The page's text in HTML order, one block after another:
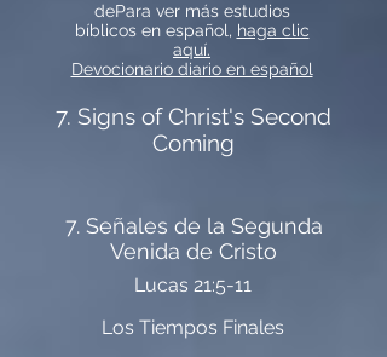
7. Signs of Christ's Second
Coming
dePara ver más estudios
bíblicos en español, haga clic
aquí.
Devocionario diario en español
7. Señales de la Segunda
Venida de Cristo
Lucas 21:5-11
Los Tiempos Finales